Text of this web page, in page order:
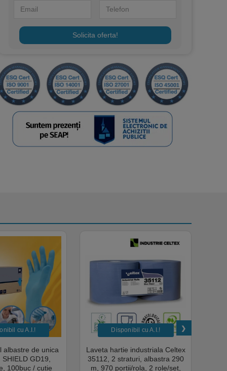
Solicita oferta!
cu A.I.​!
albastre de unica
GD19,
100buc / cutie
Disponibil cu A.I.​!
Laveta hartie industriala Celtex
35112, 2 straturi, albastra 290
m, 970 portii/rola, 2 role/set,